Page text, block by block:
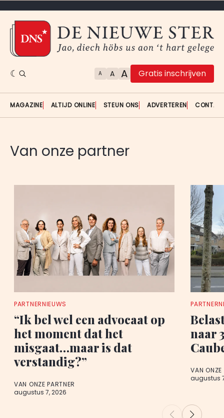
A A A Gratis inschrijven
MAGAZINE ALTIJD ONLINE STEUN ONS ADVERTEREN
Van onze partner
PARTNERNIEUWS
“Ik bel wel een advocaat op
het moment dat het
misgaat…maar is dat
verstandig?”
VAN ONZE PARTNER
augustus 7, 2026
naar
VAN ONZE
augustus